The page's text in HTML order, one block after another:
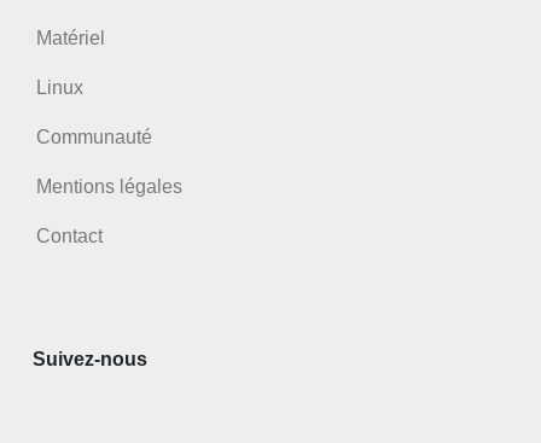
Matériel
Linux
Communauté
Mentions légales
Contact
Suivez-nous